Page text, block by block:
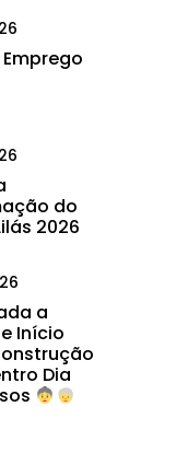
do
2026
a
Início
Dia